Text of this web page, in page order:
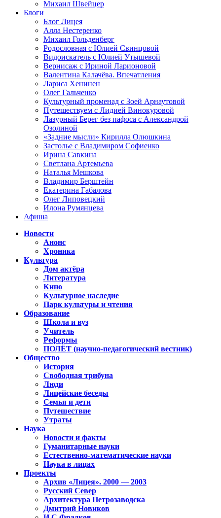
Михаил Швейцер
Блоги
Блог Лицея
Алла Нестеренко
Михаил Гольденберг
Родословная с Юлией Свинцовой
Видоискатель с Юлией Утышевой
Вернисаж с Ириной Ларионовой
Валентина Калачёва. Впечатления
Лариса Хенинен
Олег Гальченко
Культурный променад с Зоей Арнаутовой
Путешествуем с Лидией Винокуровой
Лазурный Берег без пафоса с Александрой
Озолиной
«Задние мысли» Кирилла Олюшкина
Застолье с Владимиром Софиенко
Ирина Савкина
Светлана Артемьева
Наталья Мешкова
Владимир Берштейн
Екатерина Габалова
Олег Липовецкий
Илона Румянцева
Афиша
Новости
Анонс
Хроника
Культура
Дом актёра
Литература
Кино
Культурное наследие
Парк культуры и чтения
Образование
Школа и вуз
Учитель
Реформы
ПОЛЁТ (научно-педагогический вестник)
Общество
История
Свободная трибуна
Люди
Лицейские беседы
Семья и дети
Путешествие
Утраты
Наука
Новости и факты
Гуманитарные науки
Естественно-математические науки
Наука в лицах
Проекты
Архив «Лицея». 2000 — 2003
Русский Север
Архитектура Петрозаводска
Дмитрий Новиков